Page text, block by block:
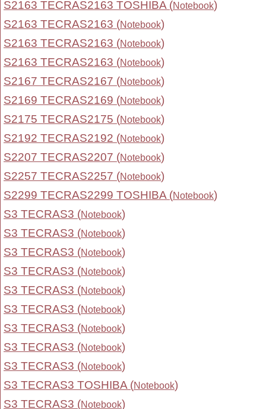
S2163 TECRAS2163 TOSHIBA (Notebook)
S2163 TECRAS2163 (Notebook)
S2163 TECRAS2163 (Notebook)
S2163 TECRAS2163 (Notebook)
S2167 TECRAS2167 (Notebook)
S2169 TECRAS2169 (Notebook)
S2175 TECRAS2175 (Notebook)
S2192 TECRAS2192 (Notebook)
S2207 TECRAS2207 (Notebook)
S2257 TECRAS2257 (Notebook)
S2299 TECRAS2299 TOSHIBA (Notebook)
S3 TECRAS3 (Notebook)
S3 TECRAS3 (Notebook)
S3 TECRAS3 (Notebook)
S3 TECRAS3 (Notebook)
S3 TECRAS3 (Notebook)
S3 TECRAS3 (Notebook)
S3 TECRAS3 (Notebook)
S3 TECRAS3 (Notebook)
S3 TECRAS3 (Notebook)
S3 TECRAS3 TOSHIBA (Notebook)
S3 TECRAS3 (Notebook)